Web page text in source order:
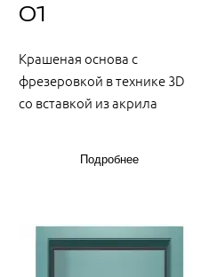
01
Крашеная основа с
фрезеровкой в технике 3D
со вставкой из акрила
Подробнее